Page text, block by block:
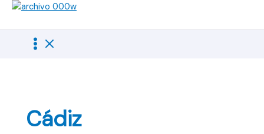
Cádiz